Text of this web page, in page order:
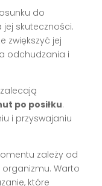
do
jej skuteczności.
zwiększyć jej
odchudzania i
po posiłku.
i przyswajaniu
zależy od
Warto
które